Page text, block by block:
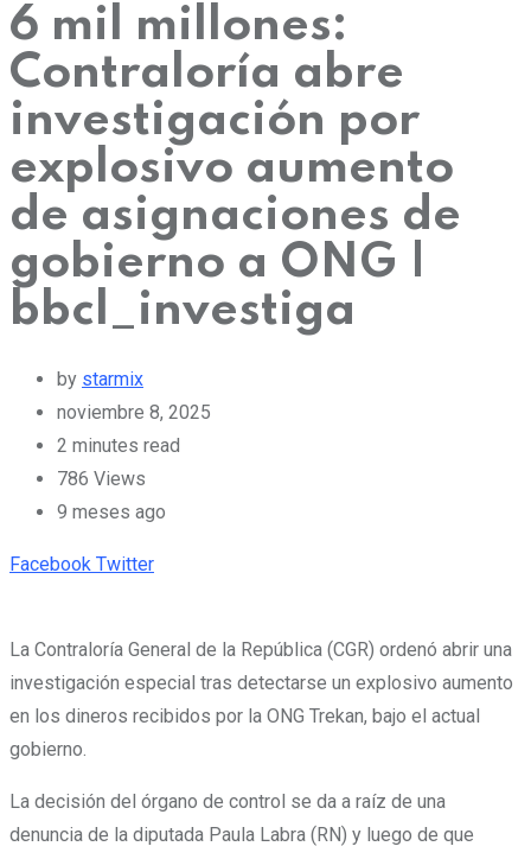
6 mil millones:
Contraloría abre
investigación por
explosivo aumento
de asignaciones de
gobierno a ONG |
bbcl_investiga
by starmix
noviembre 8, 2025
2 minutes read
786 Views
9 meses ago
Facebook TwitterPinterest
Whatsapp
Cloud
StumbleUpon
Print
Share
La Contraloría General de la República (CGR) ordenó abrir una
investigación especial tras detectarse un explosivo aumento
en los dineros recibidos por la ONG Trekan, bajo el actual
gobierno.
La decisión del órgano de control se da a raíz de una
denuncia de la diputada Paula Labra (RN) y luego de que